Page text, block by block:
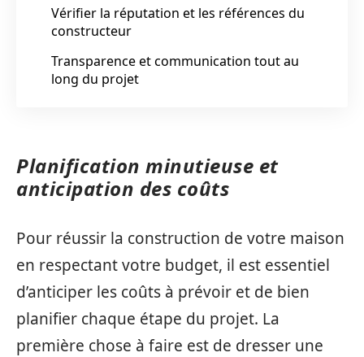
Vérifier la réputation et les références du
constructeur
Transparence et communication tout au
long du projet
Planification minutieuse et
anticipation des coûts
Pour réussir la construction de votre maison
en respectant votre budget, il est essentiel
d’anticiper les coûts à prévoir et de bien
planifier chaque étape du projet. La
première chose à faire est de dresser une